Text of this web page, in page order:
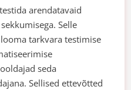
arendatavaid
Selle
tarkvara testimise
seda
Sellised ettevõtted